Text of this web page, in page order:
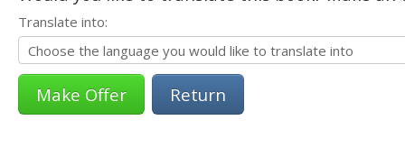
Translate into:
Return